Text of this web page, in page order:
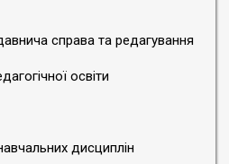
справа та редагування
освіти
дисциплін